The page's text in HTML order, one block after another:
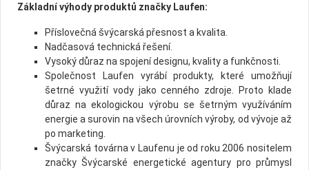
Základní výhody produktů značky Laufen:
Příslovečná švýcarská přesnost a kvalita.
Nadčasová technická řešení.
Vysoký důraz na spojení designu, kvality a funkčnosti.
Společnost Laufen vyrábí produkty, které umožňují
šetrné využití vody jako cenného zdroje. Proto klade
důraz na ekologickou výrobu se šetrným využíváním
energie a surovin na všech úrovních výroby, od vývoje až
po marketing.
Švýcarská továrna v Laufenu je od roku 2006 nositelem
značky Švýcarské energetické agentury pro průmysl